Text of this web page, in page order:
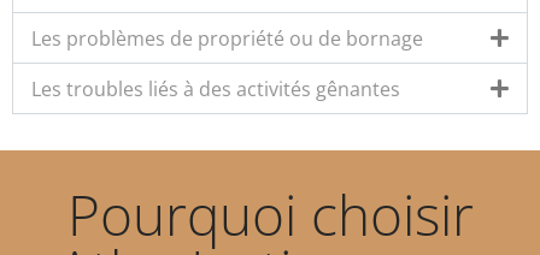
Les problèmes de propriété ou de bornage
Les troubles liés à des activités gênantes
Pourquoi choisir